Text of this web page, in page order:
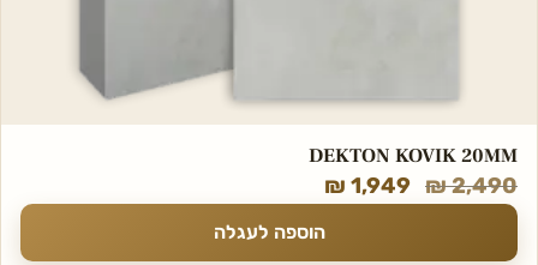
DEKTON KOVIK 20MM
₪2,490
₪ 1,949
הוספה לעגלה